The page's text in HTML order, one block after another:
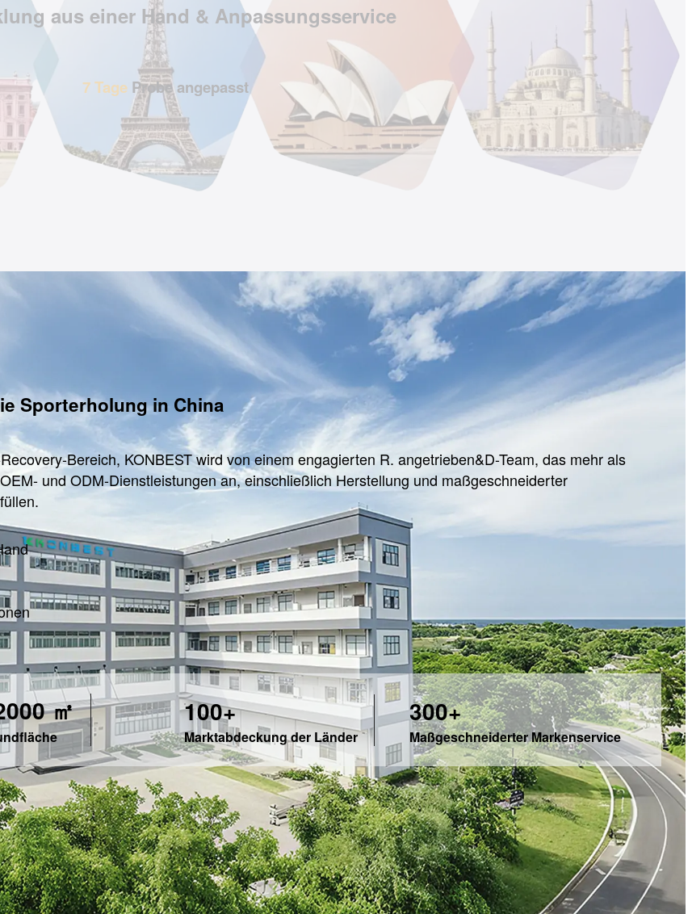
aus einer Hand & Anpassungsservice
7 Tage Probe angepasst
Sporterholung in China
Bereich, KONBEST wird von einem engagierten R. angetrieben&D-Team, das mehr als
und ODM-Dienstleistungen an, einschließlich Herstellung und maßgeschneiderter
㎡ 100+
Marktabdeckung der Länder
300+
Maßgeschneiderter Markenservice